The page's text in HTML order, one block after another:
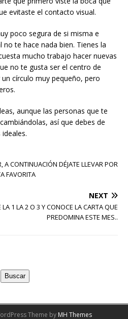
evitaste el contacto visual.
poco segura de si misma e
te hace nada bien. Tienes la
mucho trabajo hacer nuevas
no te gusta ser el centro de
círculo muy pequeño, pero
aunque las personas que te
así que debes de
A CONTINUACIÓN DÉJATE LLEVAR POR
FAVORITA
NEXT
1 LA 2 O 3 Y CONOCE LA CARTA QUE
PREDOMINA ESTE MES..
Buscar
Theme by MH Themes